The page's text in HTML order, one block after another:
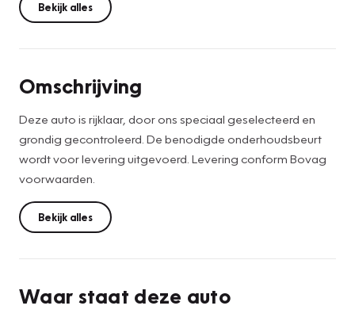
Bekijk alles
Omschrijving
Deze auto is rijklaar, door ons speciaal geselecteerd en
grondig gecontroleerd. De benodigde onderhoudsbeurt
wordt voor levering uitgevoerd. Levering conform Bovag
voorwaarden.
Bekijk alles
Waar staat deze auto